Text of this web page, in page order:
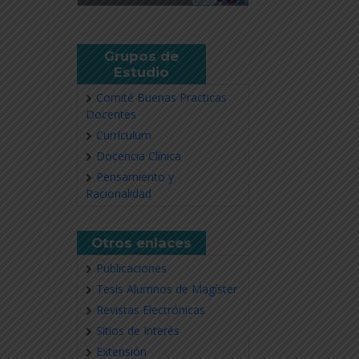
Grupos de
Estudio
Comité Buenas Practicas
Docentes
Currículum
Docencia Clínica
Pensamiento y
Racionalidad
Otros enlaces
Publicaciones
Tesis Alumnos de Magíster
Revistas Electrónicas
Sitios de Interés
Extensión